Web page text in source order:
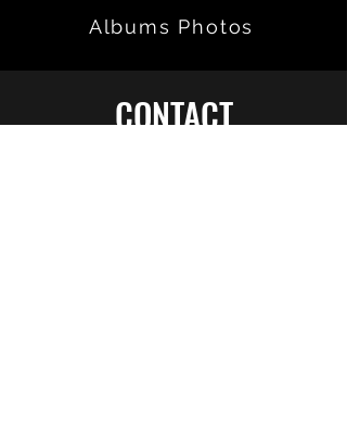
Albums Photos
CONTACT